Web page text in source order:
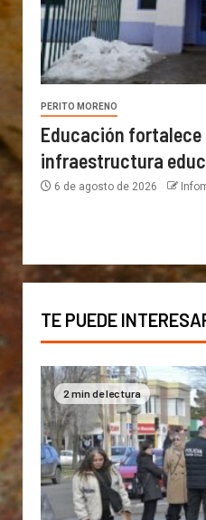
PERITO MORENO
Educación
infraestructura
6 de agosto de 2026
TE PUEDE
2 min de lectura